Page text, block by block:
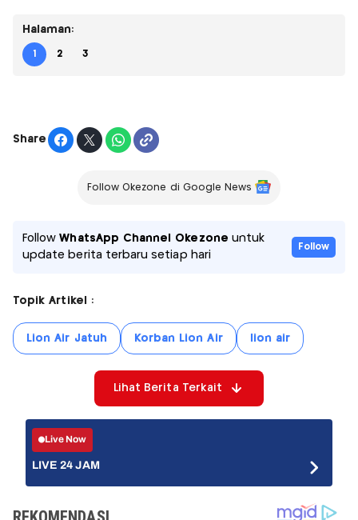
Halaman:
1 2 3
Share
Follow Okezone di Google News
FollowWhatsApp Channel Okezone untuk
update berita terbaru setiap hari
Follow
Topik Artikel :
Lion Air Jatuh Korban Lion Air lion air
Lihat Berita Terkait
Live Now
LIVE 24 JAM